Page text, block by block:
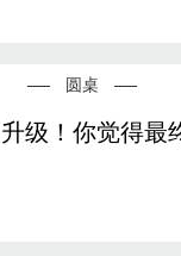
圆桌
级！你觉得最